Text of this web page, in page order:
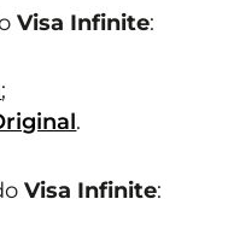
Visa Infinite:
;
.
Visa Infinite: